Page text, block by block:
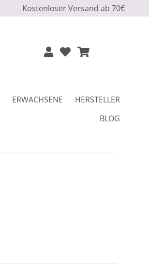
Kostenloser Versand ab 70€
ERWACHSENE
HERSTELLER
BLOG